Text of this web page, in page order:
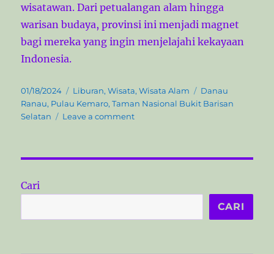
wisatawan. Dari petualangan alam hingga
warisan budaya, provinsi ini menjadi magnet
bagi mereka yang ingin menjelajahi kekayaan
Indonesia.
P
o
s
n
01/18/2024
C
a
t
e
Liburan,Wisata,Wisata Alam
T
a
Danau
Ranau, Pulau Kemaro,Taman Nasional Bukit Barisan
Selatan
Leave a commento
j
k
Cari
CARI